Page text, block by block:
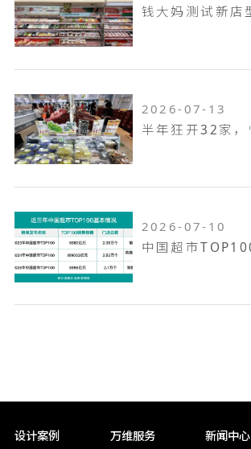
2026-07-13
2026-07-10
设计案例 万维服务 新闻中心